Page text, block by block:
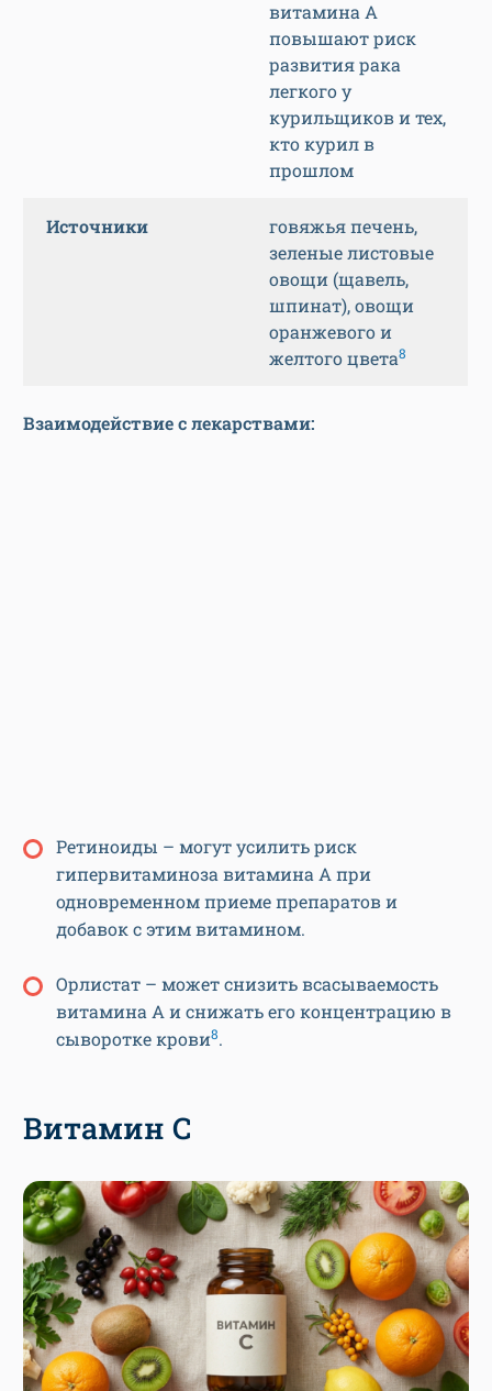
витамина А
повышают риск
развития рака
легкого у
курильщиков и тех,
кто курил в
прошлом
Источники
говяжья печень,
зеленые листовые
овощи (щавель,
шпинат), овощи
оранжевого и
желтого цвета8
Взаимодействие с лекарствами:
Ретиноиды – могут усилить риск
гипервитаминоза витамина А при
одновременном приеме препаратов и
добавок с этим витамином.
Орлистат – может снизить всасываемость
витамина А и снижать его концентрацию в
сыворотке крови8.
Витамин С